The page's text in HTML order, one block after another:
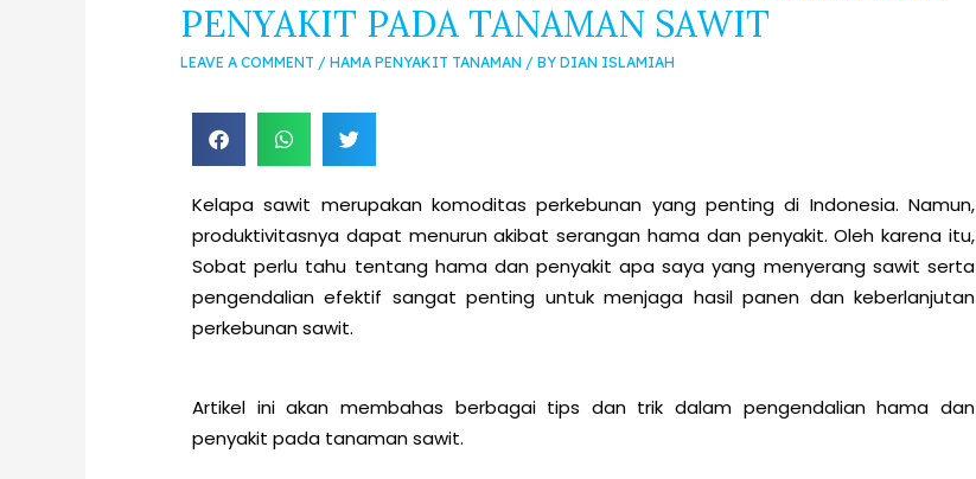
PENYAKIT PADA TANAMAN SAWIT
LEAVE A COMMENT /HAMA PENYAKIT TANAMAN / BYDIAN ISLAMIAH
Kelapa sawit merupakan komoditas perkebunan yang penting di Indonesia. Namun,
produktivitasnya dapat menurun akibat serangan hama dan penyakit. Oleh karena itu,
Sobat perlu tahu tentang hama dan penyakit apa saya yang menyerang sawit serta
pengendalian efektif sangat penting untuk menjaga hasil panen dan keberlanjutan
perkebunan sawit.
Artikel ini akan membahas berbagai tips dan trik dalam pengendalian hama dan
penyakit pada tanaman sawit.